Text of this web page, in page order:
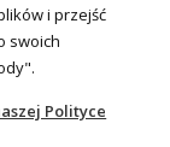
i przejść
swoich
Polityce